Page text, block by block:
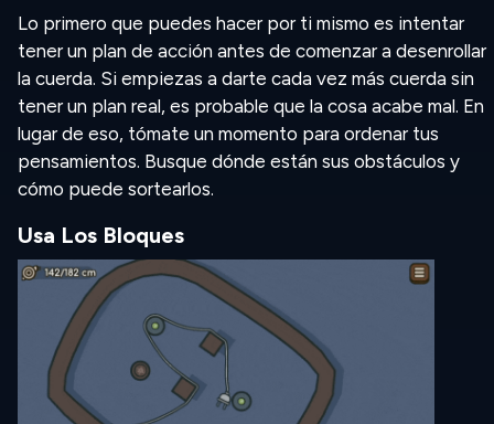
Lo primero que puedes hacer por ti mismo es intentar
tener un plan de acción antes de comenzar a desenrollar
la cuerda. Si empiezas a darte cada vez más cuerda sin
tener un plan real, es probable que la cosa acabe mal. En
lugar de eso, tómate un momento para ordenar tus
pensamientos. Busque dónde están sus obstáculos y
cómo puede sortearlos.
Usa Los Bloques